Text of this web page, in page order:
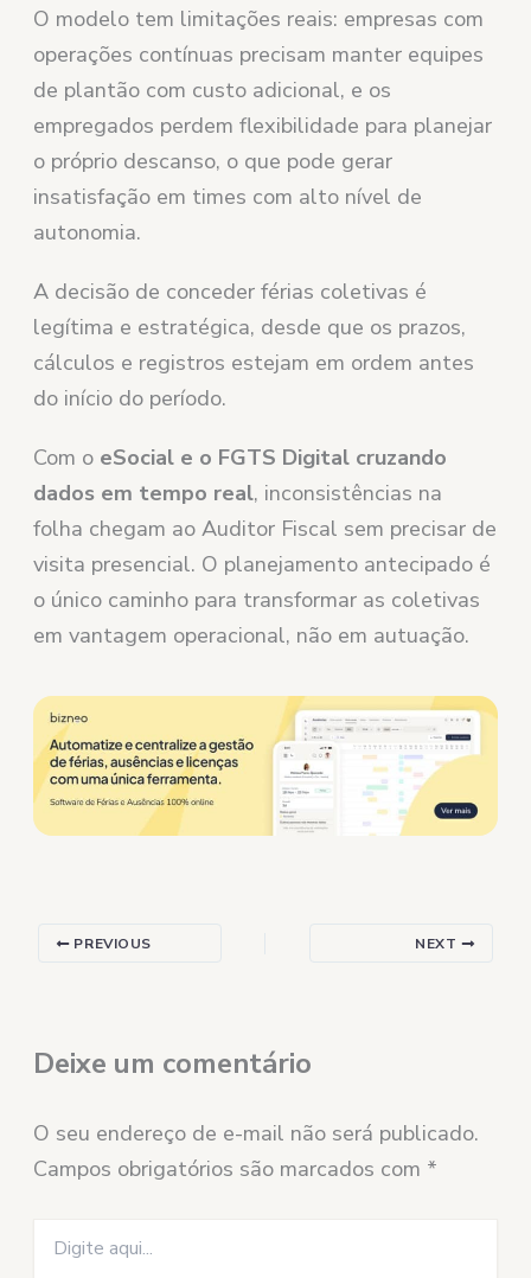
O modelo tem limitações reais: empresas com
operações contínuas precisam manter equipes
de plantão com custo adicional, e os
empregados perdem flexibilidade para planejar
o próprio descanso, o que pode gerar
insatisfação em times com alto nível de
autonomia.
A decisão de conceder férias coletivas é
legítima e estratégica, desde que os prazos,
cálculos e registros estejam em ordem antes
do início do período.
Com o eSocial e o FGTS Digital cruzando
dados em tempo real, inconsistências na
folha chegam ao Auditor Fiscal sem precisar de
visita presencial. O planejamento antecipado é
o único caminho para transformar as coletivas
em vantagem operacional, não em autuação.
PREVIOUS NEXT
Deixe um comentário
O seu endereço de e-mail não será publicado.
Campos obrigatórios são marcados com *
aqui...